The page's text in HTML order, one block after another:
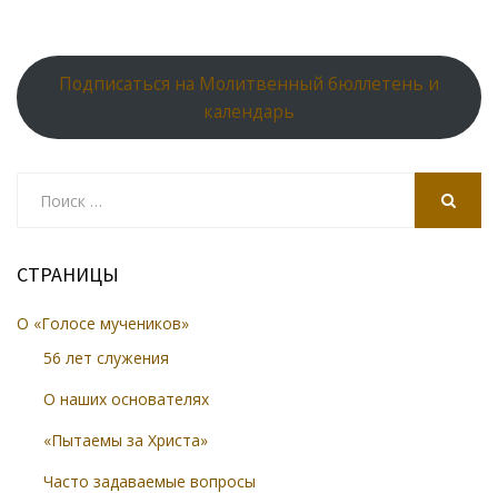
Подписаться на Молитвенный бюллетень и
календарь
СТРАНИЦЫ
О «Голосе мучеников»
56 лет служения
О наших основателях
«Пытаемы за Христа»
Часто задаваемые вопросы